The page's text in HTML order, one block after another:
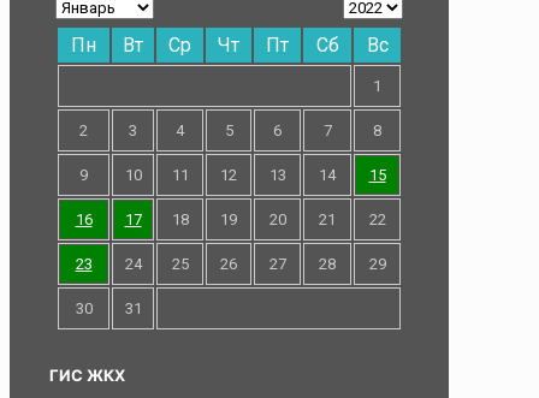
Пн Вт Ср Чт Пт Сб Вс
1
2 3 4 5 6 7 8
9 10 11 12 13 14 15
16 17 18 19 20 21 22
23 24 25 26 27 28 29
30 31
ГИС ЖКХ